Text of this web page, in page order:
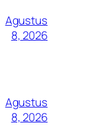
Agustus
8, 2026
Agustus
8, 2026